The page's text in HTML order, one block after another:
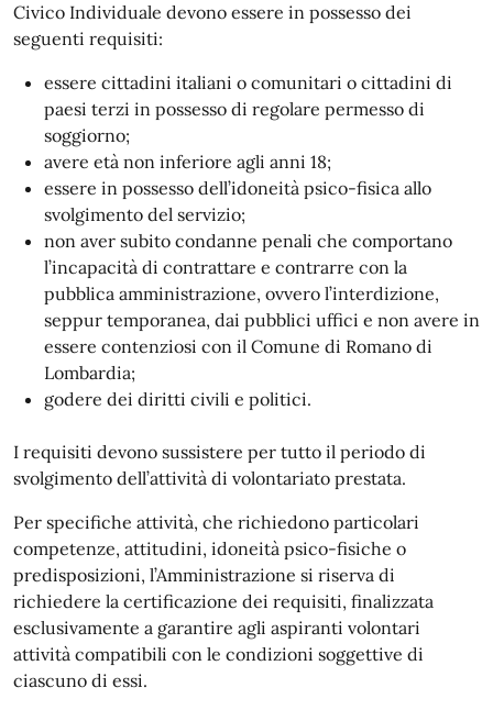
Civico Individuale devono essere in possesso dei
seguenti requisiti:
essere cittadini italiani o comunitari o cittadini di
paesi terzi in possesso di regolare permesso di
soggiorno;
avere età non inferiore agli anni 18;
essere in possesso dell’idoneità psico-fisica allo
svolgimento del servizio;
non aver subito condanne penali che comportano
l’incapacità di contrattare e contrarre con la
pubblica amministrazione, ovvero l’interdizione,
seppur temporanea, dai pubblici uffici e non avere in
essere contenziosi con il Comune di Romano di
Lombardia;
godere dei diritti civili e politici.
I requisiti devono sussistere per tutto il periodo di
svolgimento dell’attività di volontariato prestata.
Per specifiche attività, che richiedono particolari
competenze, attitudini, idoneità psico-fisiche o
predisposizioni, l’Amministrazione si riserva di
richiedere la certificazione dei requisiti, finalizzata
esclusivamente a garantire agli aspiranti volontari
attività compatibili con le condizioni soggettive di
ciascuno di essi.